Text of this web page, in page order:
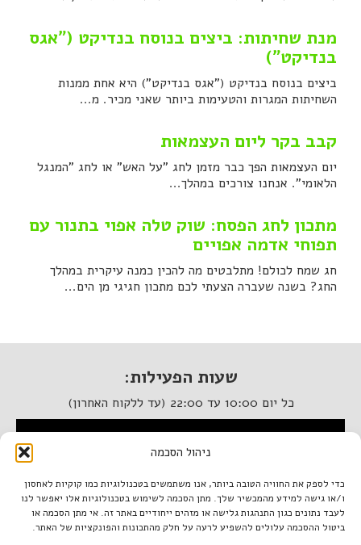
ניהול הסכמה
כדי לספק את החוויה הטובה ביותר, אנו משתמשים בטכנולוגיות כמו קוקיות לאחסון
ו/או גישה למידע מהמכשיר שלך. מתן הסכמה לשימוש בטכנולוגיות אלו יאפשר לנו
לעבד נתונים כגון התנהגות גלישה או מזהים ייחודיים באתר זה. אי מתן הסכמה או
ביטול ההסכמה עלולים להשפיע לרעה על חלק מהתכונות והפונקציות של האתר.
מנת שחיתות: ביצים בנוסח בנדיקט ("אגס
בנדיקט")
ביצים בנוסח בנדיקט ("אגס בנדיקט") היא אחת ממנות
השחיתות המגרות והטעימות ביותר שאני מכיר. מ...
קבב בקר ליום העצמאות
יום העצמאות הפך כבר מזמן לחג "על האש" או לחג "המנגל
הלאומי". אנחנו צורכים במהלך...
מתכון לחג הפסח: שוק טלה אפוי בתנור עם
תפוחי אדמה אפויים
חג שמח לכולם! מתלבטים מה להכין כמנה עיקרית במהלך
החג? בשנה שעברה הצעתי לכם מתכון חגיגי מן הים...
שעות הפעילות:
כל יום 10:00 עד 22:00 (עד ללקוח האחרון)
המסעדה נגישה לנכים
איטלקיה בתחנה
מתחם התחנה, תל אביב.
טל. 03-933-1922